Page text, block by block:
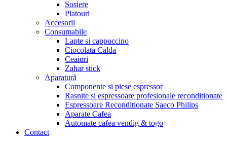
Sosiere
Platouri
Accesorii
Consumabile
Lapte si cappuccino
Ciocolata Calda
Ceaiuri
Zahar stick
Aparatură
Componente si piese espressor
Rasnite si espressoare profesionale reconditionate
Espressoare Reconditionate Saeco Philips
Aparate Cafea
Automate cafea vendig & togo
Contact